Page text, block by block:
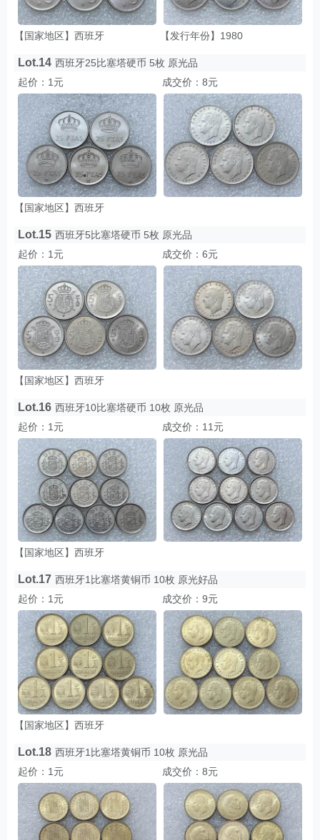
【国家地区】西班牙 【发行年份】1980
Lot.14 西班牙25比塞塔硬币 5枚 原光品
起价：1元
成交价：8元
【国家地区】西班牙
Lot.15 西班牙5比塞塔硬币 5枚 原光品
起价：1元
成交价：6元
【国家地区】西班牙
Lot.16 西班牙10比塞塔硬币 10枚 原光品
起价：1元
成交价：11元
【国家地区】西班牙
Lot.17 西班牙1比塞塔黄铜币 10枚 原光好品
起价：1元
成交价：9元
【国家地区】西班牙
Lot.18 西班牙1比塞塔黄铜币 10枚 原光品
起价：1元
成交价：8元